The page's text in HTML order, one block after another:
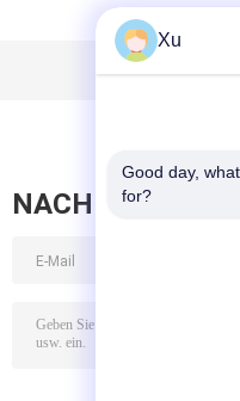
NACHRICHT
Xu
Good day,
for?